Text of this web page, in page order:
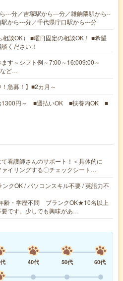
---分／吉塚駅から---分／雑餉隈駅から--
から---分／千代県庁口駅から---分
談OK） ■曜日固定の相談OK！ ■希望
ください！
す～シフト例～7:00～16:009:00～
ど…
！急募！】■2カ月～
1300円～ ■週払いOK ■扶養内OK ■
看護師さんのサポート！＜具体的に
イリングする〇チェックシート…
クOK / パソコンスキル不要 / 英語力不
齢・学歴不問 ブランクOK★10名以上
です。少しでも興味があ…
40代 50代
60代